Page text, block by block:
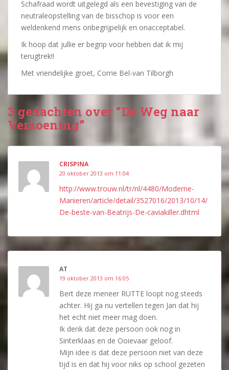
Schafraad wordt uitgelegd als een bevestiging van de
neutraleopstelling van de bisschop is voor een
weldenkend mens onbegrijpelijk en onacceptabel.
Ik hoop dat jullie er begrip voor hebben dat ik mij
terugtrek!!
Met vriendelijke groet, Corrie Bel-van Tilborgh
3 gedachten over “De Weg naar
Verzoening”
CRISPINA
20 oktober 2013 om 11:04
http://www.trouw.nl/tr/nl/4480/Moderne-
Manieren/article/detail/3527016/2013/10/14/
De-beste-van-Beatrijs-De-caviakiller.dhtml
AT
19 oktober 2013 om 16:05
Bert deze meneer RUTTE loopt nog steeds
achter. Hij ga nu vertellen tegen Jan dat hij
het echt niet meer mag doen.
Ik denk dat deze persoon ook nog in
Sinterklaas en de Ooievaar geloof.
Mijn idee is dat deze persoon niet van deze
tijd is en dat hij voor niks op school gezeten